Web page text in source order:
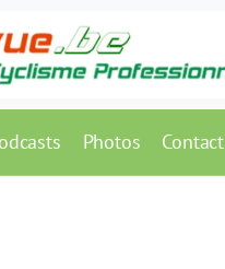
Photos Contact